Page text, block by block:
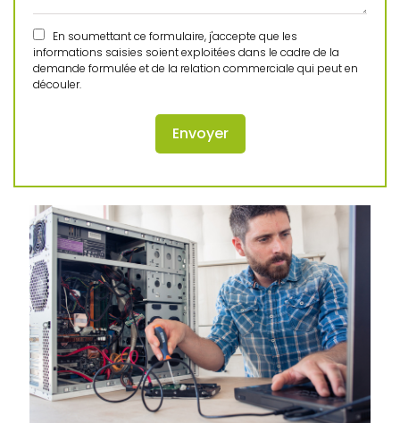
En soumettant ce formulaire, j'accepte que les
informations saisies soient exploitées dans le cadre de la
demande formulée et de la relation commerciale qui peut en
découler.